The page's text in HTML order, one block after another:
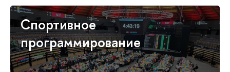
Спортивное
программирование